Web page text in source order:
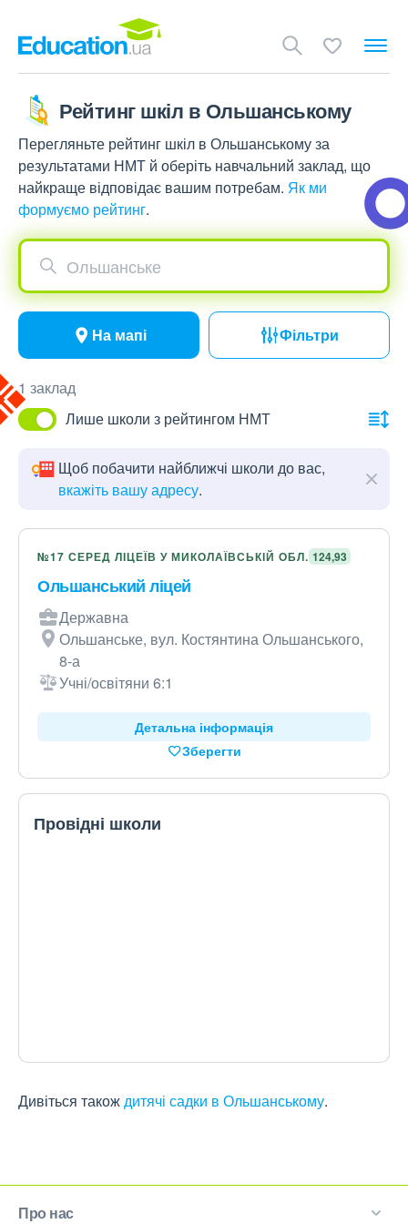
Рейтинг шкіл в Ольшанському
Перегляньте рейтинг шкіл в Ольшанському за
результатами НМТ й оберіть навчальний заклад, що
найкраще відповідає вашим потребам. Як ми
формуємо рейтинг.
Ольшанське
На мапі Фільтри
1 заклад
Лише школи з рейтингом НМТ
Щоб побачити найближчі школи до вас,
вкажіть вашу адресу.
№17 СЕРЕД ЛІЦЕЇВ У МИКОЛАЇВСЬКІЙ ОБЛ. 124,93
Ольшанський ліцей
Державна
Ольшанське, вул. Костянтина Ольшанського,
8-а
Учні/освітяни 6:1
Детальна інформація
Зберегти
Провідні школи
Дивіться такождитячі садки в Ольшанському.
Про нас